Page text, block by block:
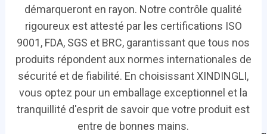
démarqueront en rayon. Notre contrôle qualité
rigoureux est attesté par les certifications ISO
9001, FDA, SGS et BRC, garantissant que tous nos
produits répondent aux normes internationales de
sécurité et de fiabilité. En choisissant XINDINGLI,
vous optez pour un emballage exceptionnel et la
tranquillité d'esprit de savoir que votre produit est
entre de bonnes mains.